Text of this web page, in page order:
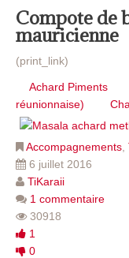
Compote de
mauricienne
(print_link)
Achard Piments
réunionnaise)
Accompagnements
6 juillet 2016
TiKaraii
1 commentaire
30918
1
0